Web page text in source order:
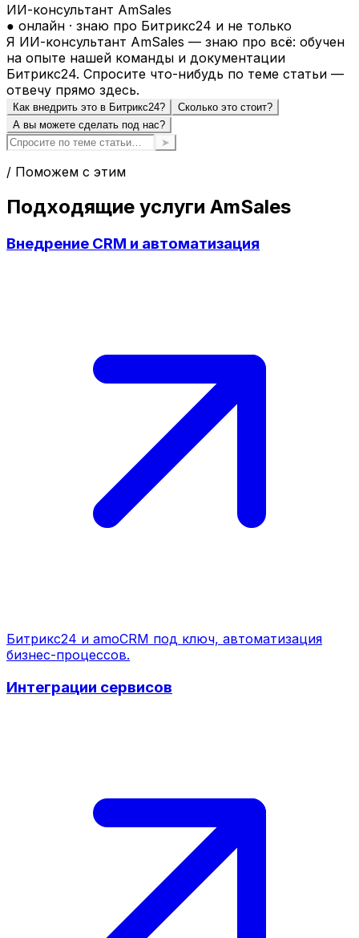
ИИ-консультант AmSales
● онлайн · знаю про Битрикс24 и не только
Я ИИ-консультант AmSales — знаю про всё: обучен
на опыте нашей команды и документации
Битрикс24. Спросите что-нибудь по теме статьи —
отвечу прямо здесь.
Как внедрить это в Битрикс24?
Сколько это стоит?
А вы можете сделать под нас?
➤
/ Поможем с этим
Подходящие услуги AmSales
Внедрение CRM и автоматизация
Битрикс24 и amoCRM под ключ, автоматизация
бизнес-процессов.
Интеграции сервисов